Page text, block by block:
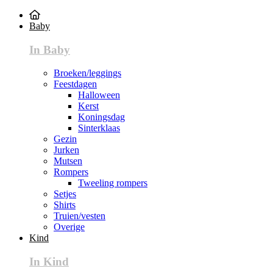
Baby
In Baby
Broeken/leggings
Feestdagen
Halloween
Kerst
Koningsdag
Sinterklaas
Gezin
Jurken
Mutsen
Rompers
Tweeling rompers
Setjes
Shirts
Truien/vesten
Overige
Kind
In Kind